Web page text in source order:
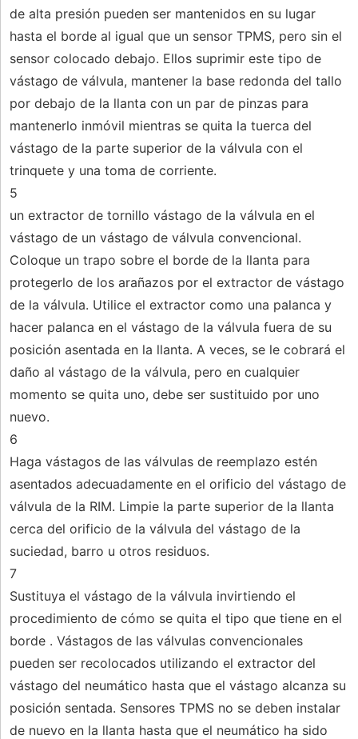
de alta presión pueden ser mantenidos en su lugar
hasta el borde al igual que un sensor TPMS, pero sin el
sensor colocado debajo. Ellos suprimir este tipo de
vástago de válvula, mantener la base redonda del tallo
por debajo de la llanta con un par de pinzas para
mantenerlo inmóvil mientras se quita la tuerca del
vástago de la parte superior de la válvula con el
trinquete y una toma de corriente.
5
un extractor de tornillo vástago de la válvula en el
vástago de un vástago de válvula convencional.
Coloque un trapo sobre el borde de la llanta para
protegerlo de los arañazos por el extractor de vástago
de la válvula. Utilice el extractor como una palanca y
hacer palanca en el vástago de la válvula fuera de su
posición asentada en la llanta. A veces, se le cobrará el
daño al vástago de la válvula, pero en cualquier
momento se quita uno, debe ser sustituido por uno
nuevo.
6
Haga vástagos de las válvulas de reemplazo estén
asentados adecuadamente en el orificio del vástago de
válvula de la RIM. Limpie la parte superior de la llanta
cerca del orificio de la válvula del vástago de la
suciedad, barro u otros residuos.
7
Sustituya el vástago de la válvula invirtiendo el
procedimiento de cómo se quita el tipo que tiene en el
borde . Vástagos de las válvulas convencionales
pueden ser recolocados utilizando el extractor del
vástago del neumático hasta que el vástago alcanza su
posición sentada. Sensores TPMS no se deben instalar
de nuevo en la llanta hasta que el neumático ha sido